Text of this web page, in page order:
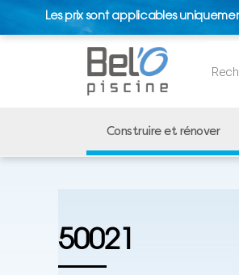
Les prix sont applicables
de
Construire et rénover
50021